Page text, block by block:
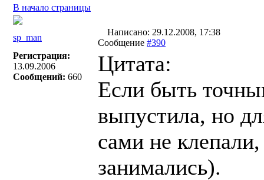
В начало страницы
sp_man
Написано: 29.12.2008, 17:38
Сообщение #390
Регистрация:
13.09.2006
Сообщений: 660
Цитата:
Если быть
выпустила, но
сами не
занимались).